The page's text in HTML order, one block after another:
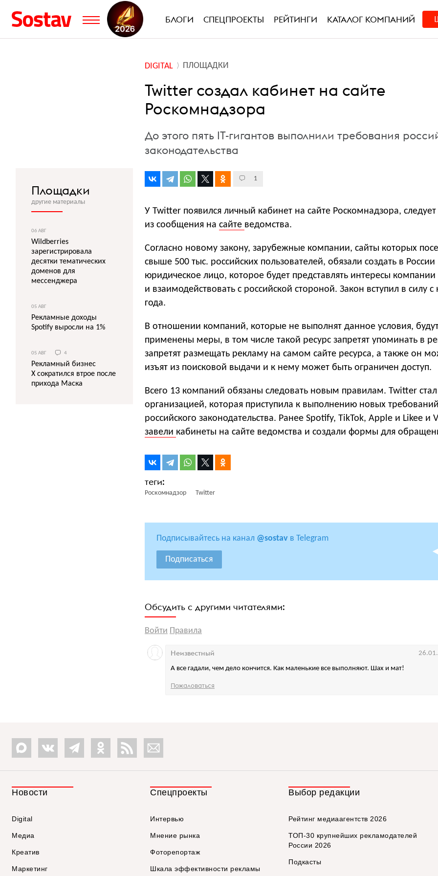
БЛОГИ СПЕЦПРОЕКТЫ РЕЙТИНГИ КАТАЛОГ КОМПАНИЙ
DIGITAL ПЛОЩАДКИ
Twitter создал кабинет на сайте
Роскомнадзора
До этого пять IT-гигантов выполнили требования
законодательства
1
У Twitter появился личный кабинет на сайте Роскомнадзора, следует
из сообщения на сайте ведомства.
Согласно новому закону, зарубежные компании, сайты которых
свыше 500 тыс. российских пользователей, обязали создать в России
юридическое лицо, которое будет представлять интересы компании
и взаимодействовать с российской стороной. Закон вступил в силу с
года.
В отношении компаний, которые не выполнят данное условия,
применены меры, в том числе такой ресурс запретят упоминать в
запретят размещать рекламу на самом сайте ресурса, а также он
изъят из поисковой выдачи и к нему может быть ограничен доступ.
Всего 13 компаний обязаны следовать новым правилам. Twitter
организацией, которая приступила к выполнению новых требований
российского законодательства. Ранее Spotify, TikTok, Apple и Likee и
завели кабинеты на сайте ведомства и создали формы для
Роскомнадзор Twitter
Подписывайтесь на канал @sostav в Telegram
Подписаться
Обсудить с другими читателями:
Войти Правила
А все гадали, чем дело кончится. Как маленькие все выполняют. Шах и мат!
Неизвестный
Пожаловаться
Площадки
другие материалы
06 АВГ
Wildberries
зарегистрировала
десятки тематических
доменов для
мессенджера
05 АВГ
Рекламные доходы
Spotify выросли на 1%
05 АВГ 4
Рекламный бизнес
X сократился втрое после
прихода Маска
Новости
Digital
Медиа
Креатив
Маркетинг
Спецпроекты
Интервью
Мнение рынка
Фоторепортаж
Шкала эффективности рекламы
Выбор редакции
Рейтинг медиаагентств 2026
ТОП-30 крупнейших рекламодателей
России 2026
Подкасты